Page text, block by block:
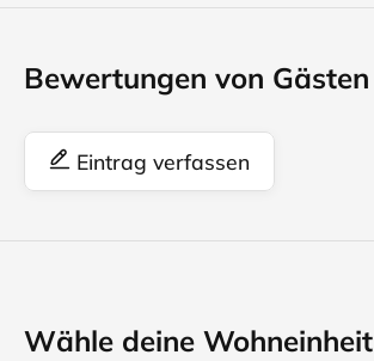
Bewertungen von Gästen
Eintrag verfassen
Wähle deine Wohneinheit